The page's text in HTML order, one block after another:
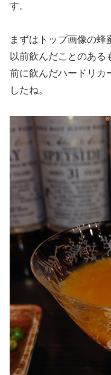
す。
まずはトップ画像の蜂
以前飲んだことのある
前に飲んだハードリカ
したね。